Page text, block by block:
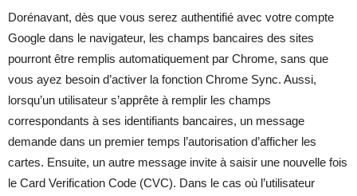
Dorénavant, dès que vous serez authentifié avec votre compte
Google dans le navigateur, les champs bancaires des sites
pourront être remplis automatiquement par Chrome, sans que
vous ayez besoin d’activer la fonction Chrome Sync. Aussi,
lorsqu’un utilisateur s’apprête à remplir les champs
correspondants à ses identifiants bancaires, un message
demande dans un premier temps l’autorisation d’afficher les
cartes. Ensuite, un autre message invite à saisir une nouvelle fois
le Card Verification Code (CVC). Dans le cas où l’utilisateur